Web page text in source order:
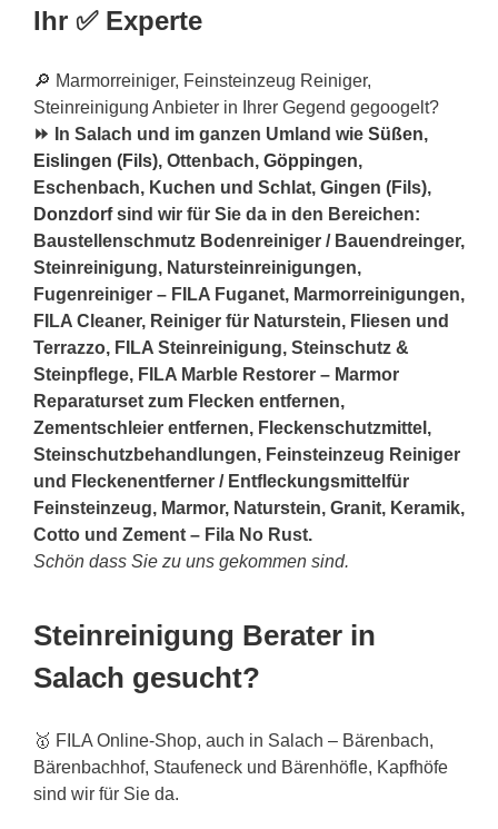
Ihr ✅ Experte
🔎 Marmorreiniger, Feinsteinzeug Reiniger,
Steinreinigung Anbieter in Ihrer Gegend gegoogelt?
⏩ In Salach und im ganzen Umland wie Süßen,
Eislingen (Fils), Ottenbach, Göppingen,
Eschenbach, Kuchen und Schlat, Gingen (Fils),
Donzdorfsind wir für Sie da in den Bereichen:
Baustellenschmutz Bodenreiniger / Bauendreinger,
Steinreinigung, Natursteinreinigungen,
Fugenreiniger – FILA Fuganet, Marmorreinigungen,
FILA Cleaner, Reiniger für Naturstein, Fliesen und
Terrazzo, FILA Steinreinigung, Steinschutz &
Steinpflege, FILA Marble Restorer – Marmor
Reparaturset zum Flecken entfernen,
Zementschleier entfernen, Fleckenschutzmittel,
Steinschutzbehandlungen, Feinsteinzeug Reiniger
und Fleckenentferner / Entfleckungsmittelfür
Feinsteinzeug, Marmor, Naturstein, Granit, Keramik,
Cotto und Zement – Fila No Rust.
Schön dass Sie zu uns gekommen sind.
Steinreinigung Berater in
Salach gesucht?
🥇 FILA Online-Shop, auch in Salach – Bärenbach,
Bärenbachhof, Staufeneck und Bärenhöfle, Kapfhöfe
sind wir für Sie da.